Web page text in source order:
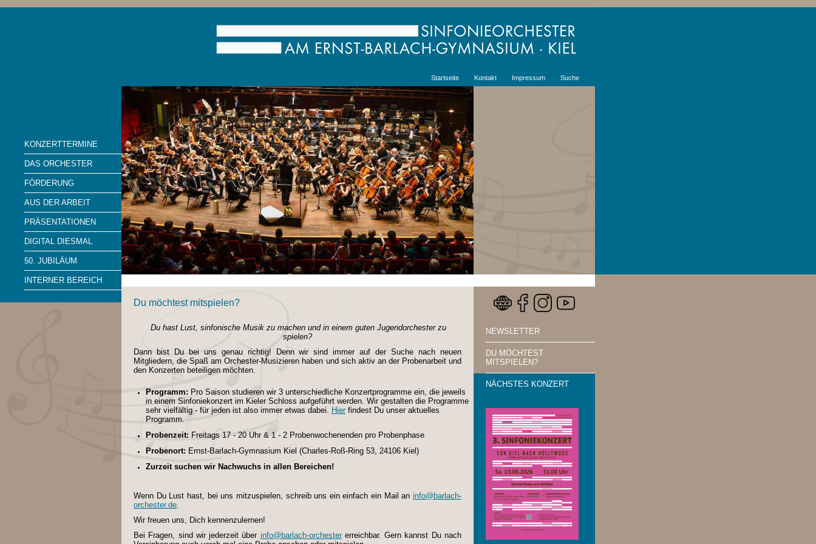
Startseite Kontakt Impressum Suche
KONZERTTERMINE
DAS ORCHESTER
FÖRDERUNG
AUS DER ARBEIT
PRÄSENTATIONEN
DIGITAL DIESMAL
50. JUBILÄUM
INTERNER BEREICH
Du möchtest mitspielen?
Du hast Lust, sinfonische Musik zu machen und in einem guten Jugendorchester zu
spielen?
Dann bist Du bei uns genau richtig! Denn wir sind immer auf der Suche nach neuen
Mitgliedern, die Spaß am Orchester-Musizieren haben und sich aktiv an der Probenarbeit und
den Konzerten beteiligen möchten.
Programm: Pro Saison studieren wir 3 unterschiedliche Konzertprogramme ein, die jeweils
in einem Sinfoniekonzert im Kieler Schloss aufgeführt werden. Wir gestalten die Programme
sehr vielfältig - für jeden ist also immer etwas dabei. Hierfindest Du unser aktuelles
Programm.
Probenzeit: Freitags 17 - 20 Uhr & 1 - 2 Probenwochenenden pro Probenphase
Probenort: Ernst-Barlach-Gymnasium Kiel (Charles-Roß-Ring 53, 24106 Kiel)
Zurzeit suchen wir Nachwuchs in allen Bereichen!
Wenn Du Lust hast, bei uns mitzuspielen, schreib uns ein einfach ein Mail an info@barlach-
orchester.de
Wir freuen uns, Dich kennenzulernen!
Bei Fragen, sind wir jederzeit über info@barlach-orchestererreichbar. Gern kannst Du nach
NEWSLETTER
DU MÖCHTEST
MITSPIELEN?
NÄCHSTES KONZERT